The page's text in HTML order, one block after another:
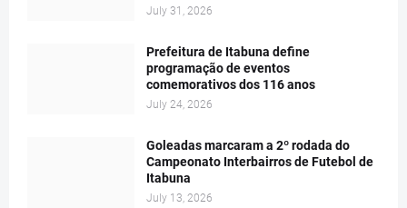
July 31, 2026
Prefeitura de Itabuna define
programação de eventos
comemorativos dos 116 anos
July 24, 2026
Goleadas marcaram a 2º rodada do
Campeonato Interbairros de Futebol de
Itabuna
July 13, 2026